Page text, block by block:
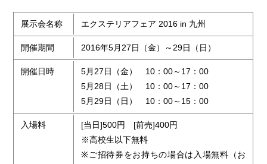
展示会名称 エクステリアフェア 2016 in 九州
開催期間 2016年5月27日（金）～29日（日）
開催日時
5月27日（金） 10：00～17：00
5月28日（土） 10：00～17：00
5月29日（日） 10：00～15：00
入場料
[当日]500円 [前売]400円
※高校生以下無料
※ご招待券をお持ちの場合は入場無料（お